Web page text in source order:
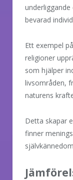
bevarad
Ett exempel
religioner
som hjälper
livsområden,
naturens
Detta skapar
finner